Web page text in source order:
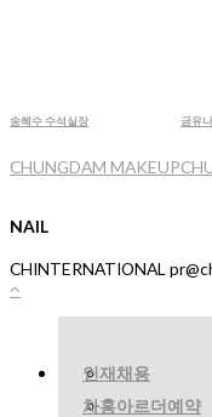
송혜수 수석실장
CHUNGDAM MAKEUP
금유
NAIL
CHINTERNATIONAL
인재채용
차홍아르더예약